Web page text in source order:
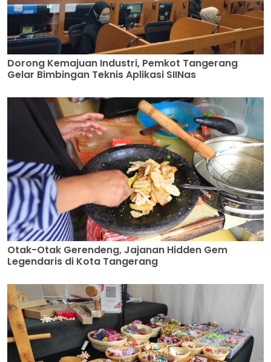
Dorong Kemajuan Industri, Pemkot Tangerang
Gelar Bimbingan Teknis Aplikasi SIINas
Otak-Otak Gerendeng, Jajanan Hidden Gem
Legendaris di Kota Tangerang